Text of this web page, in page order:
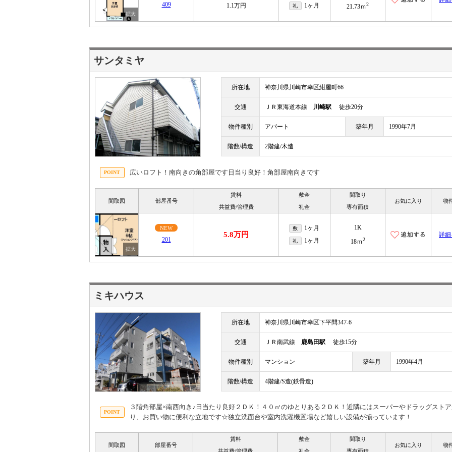
409 1.1万円 礼 1ヶ月 21.73ｍ2
サンタミヤ
所在地 神奈川県川崎市幸区紺屋町66
交通 ＪＲ東海道本線 川崎駅 徒歩20分
物件種別 アパート 築年月 1990年7月
階数/構造 2階建/木造
広いロフト！南向きの角部屋です日当り良好！角部屋南向きです
間取図 部屋番号
賃料
共益費/管理費
敷金
礼金
間取り
専有面積
お気に入り 物
NEW
201
5.8万円
敷 1ヶ月
礼 1ヶ月
1K
18ｍ2
詳
ミキハウス
所在地 神奈川県川崎市幸区下平間347-6
交通 ＪＲ南武線 鹿島田駅 徒歩15分
物件種別 マンション 築年月 1990年4月
階数/構造 4階建/S造(鉄骨造)
３階角部屋×南西向き♪日当たり良好２ＤＫ！４０㎡のゆとりある２ＤＫ！近隣にはスーパーやドラッグスト
り、お買い物に便利な立地です☆独立洗面台や室内洗濯機置場など嬉しい設備が揃っています！
間取図 部屋番号
賃料
敷金
間取り
お気に入り 物